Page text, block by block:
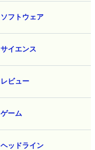
ソフトウェア
サイエンス
レビュー
ゲーム
ヘッドライン